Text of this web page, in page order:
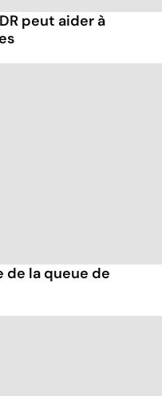
peut aider à
la queue de